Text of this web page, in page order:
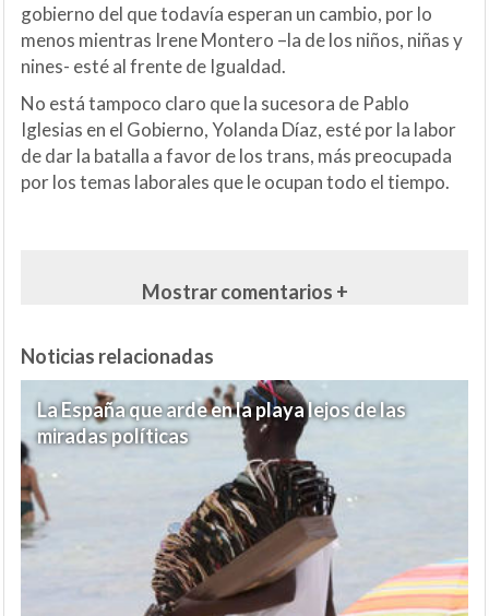
gobierno del que todavía esperan un cambio, por lo
menos mientras Irene Montero –la de los niños, niñas y
nines- esté al frente de Igualdad.
No está tampoco claro que la sucesora de Pablo
Iglesias en el Gobierno, Yolanda Díaz, esté por la labor
de dar la batalla a favor de los trans, más preocupada
por los temas laborales que le ocupan todo el tiempo.
Mostrar comentarios +
Noticias relacionadas
La España que arde en la playa lejos de las
miradas políticas